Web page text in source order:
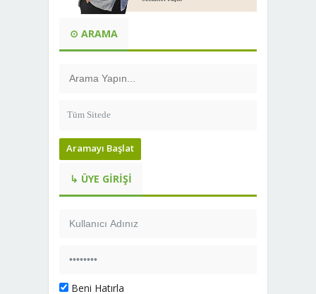
⊙ ARAMA
Aramayı Başlat
↳ ÜYE GIRIŞI
Beni Hatırla